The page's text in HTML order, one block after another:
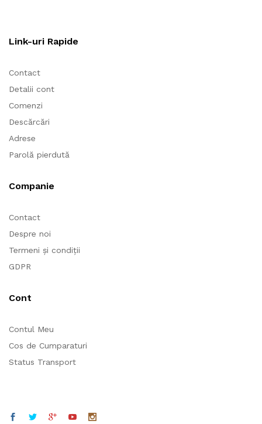
Link-uri Rapide
Contact
Detalii cont
Comenzi
Descărcări
Adrese
Parolă pierdută
Companie
Contact
Despre noi
Termeni și condiții
GDPR
Cont
Contul Meu
Cos de Cumparaturi
Status Transport